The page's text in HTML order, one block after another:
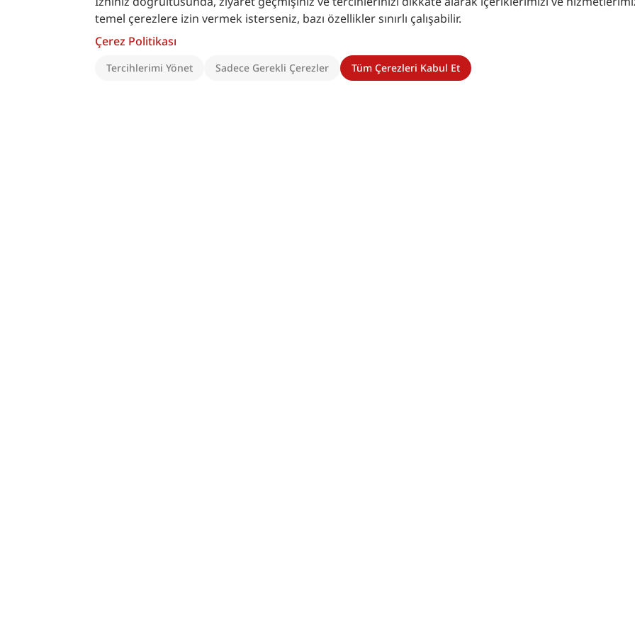
temel çerezlere izin vermek isterseniz, bazı özellikler sınırlı çalışabilir.
Çerez Politikası
Tercihlerimi Yönet Sadece Gerekli Çerezler Tüm Çerezleri Kabul Et
Kaynakça